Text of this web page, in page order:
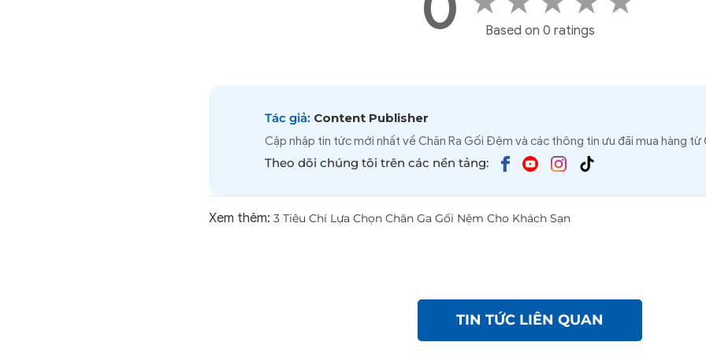
Based on 0 ratings
Tác giả: Content Publisher
Cập nhập tin tức mới nhất về Chăn Ra Gối Đệm và các thông tin ưu đãi mua hàng từ
Theo dõi chúng tôi trên các nền tảng:
Xem thêm: 3 Tiêu Chí Lựa Chọn Chăn Ga Gối Nệm Cho Khách Sạn
TIN TỨC LIÊN QUAN